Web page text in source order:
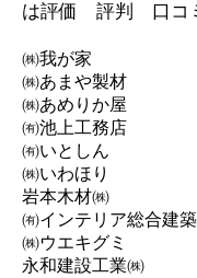
は評価 評判 口コ
㈱我が家
㈱あまや製材
㈱あめりか屋
㈲池上工務店
㈲いとしん
㈱いわほり
岩本木材㈱
㈲インテリア総合建築
㈱ウエキグミ
永和建設工業㈱